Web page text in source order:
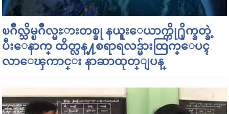
ၿဂိဳလ္သိမ္ၿဂိဳလ္မႊားတစ္ခု နယူးေယာက္ကို႐ိုက္ခတ္ခဲ့
ပီးေနာက္ ထိတ္လန္႔စရာရလဒ္မ်ားထြက္ေပၚ
လာေၾကာင္း နာဆာထုတ္ျပန္